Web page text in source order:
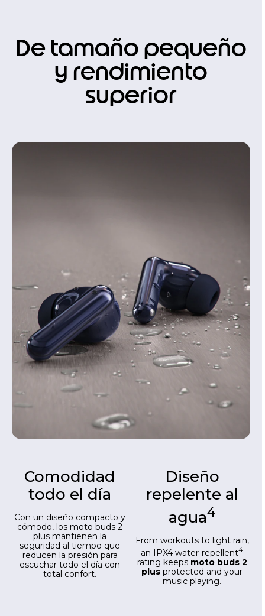
De tamaño pequeño
y rendimiento
superior
Comodidad
todo el día
Con un diseño compacto y
cómodo, los moto buds 2
plus mantienen la
seguridad al tiempo que
reducen la presión para
escuchar todo el día con
total confort.
Diseño
repelente al
agua4
From workouts to light rain,
an IPX4 water-repellent4
rating keeps moto buds 2
plus protected and your
music playing.